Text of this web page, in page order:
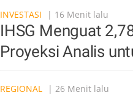
INVESTASI | 16 Menit lalu
IHSG Menguat
Proyeksi Analis
REGIONAL | 26 Menit lalu